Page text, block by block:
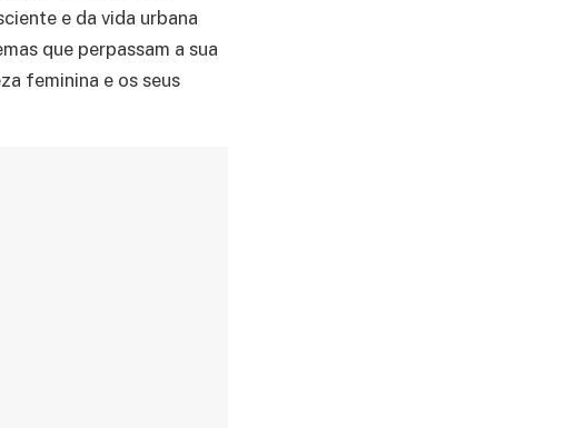
e da vida urbana
que perpassam a sua
feminina e os seus